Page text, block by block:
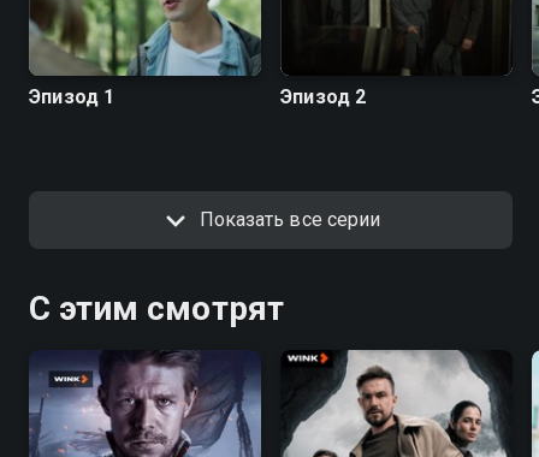
Эпизод 1 Эпизод 2
Показать все серии
С этим смотрят